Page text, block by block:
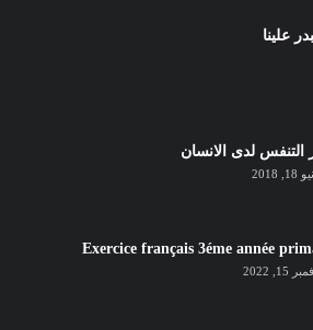
علينا
التنفس لدى الانسان
2018
Exercice français 3éme année
15, 2022